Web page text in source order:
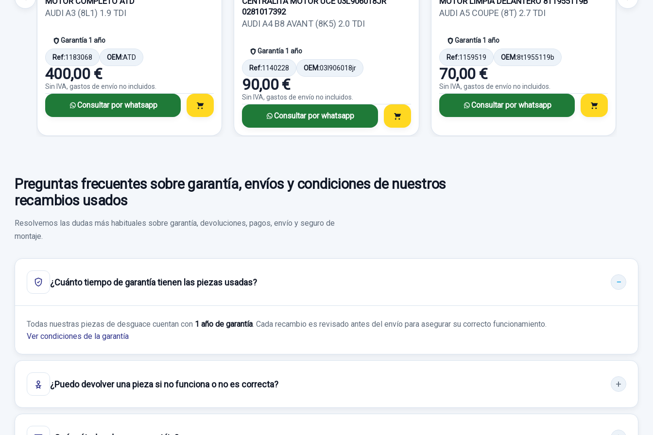
AUDI A3 (8L1) 1.9 TDI
Garantía 1 año
Ref:1183068 OEM:ATD
400,00 €
Sin IVA, gastos de envío no incluidos.
Consultar por whatsapp
0281017392
AUDI A4 B8 AVANT (8K5) 2.0 TDI
Garantía 1 año
Ref:1140228 OEM:03l906018jr
90,00 €
Sin IVA, gastos de envío no incluidos.
Consultar por whatsapp
AUDI A5 COUPE (8T) 2.7 TDI
Garantía 1 año
Ref:1159519 OEM:8t1955119b
70,00 €
Sin IVA, gastos de envío no incluidos.
Consultar por whatsapp
Preguntas frecuentes sobre garantía, envíos y condiciones de nuestros
recambios usados
Resolvemos las dudas más habituales sobre garantía, devoluciones, pagos, envío y seguro de
montaje.
¿Cuánto tiempo de garantía tienen las piezas usadas?
Todas nuestras piezas de desguace cuentan con 1 año de garantía. Cada recambio es revisado antes del envío para asegurar su correcto funcionamiento.
Ver condiciones de la garantía
¿Puedo devolver una pieza si no funciona o no es correcta?